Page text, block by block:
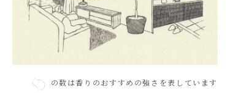
の数は香りのおすすめの強さを表しています